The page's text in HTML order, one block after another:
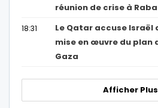
réunion de crise à
18:31
Le Qatar accuse Israël
mise en œuvre du plan
Gaza
Afficher Plus